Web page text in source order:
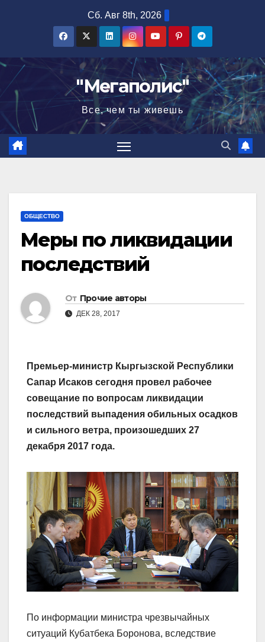
Сб. Авг 8th, 2026
"Мегаполис"
Все, чем ты живешь
ОБЩЕСТВО
Меры по ликвидации
последствий
От Прочие авторы
ДЕК 28, 2017
Премьер-министр Кыргызской Республики
Сапар Исаков сегодня провел рабочее
совещание по вопросам ликвидации
последствий выпадения обильных осадков
и сильного ветра, произошедших 27
декабря 2017 года.
По информации министра чрезвычайных
ситуаций Кубатбека Боронова, вследствие